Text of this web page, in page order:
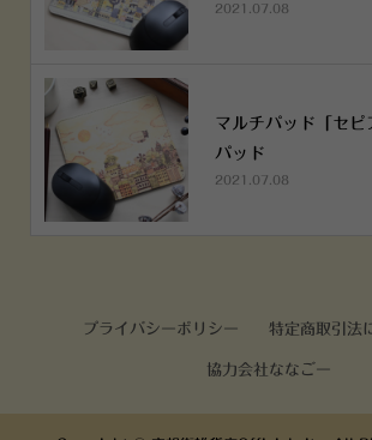
2021.07.08
マルチパッド「セピ
パッド
2021.07.08
プライバシーポリシー 特定商取引法
協力会社ななごー